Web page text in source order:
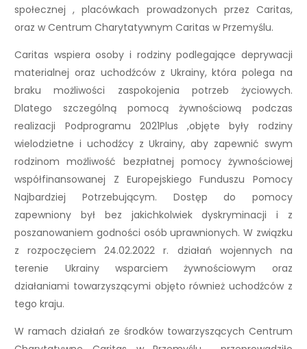
społecznej , placówkach prowadzonych przez Caritas,
oraz w Centrum Charytatywnym Caritas w Przemyślu.
Caritas wspiera osoby i rodziny podlegające deprywacji
materialnej oraz uchodźców z Ukrainy, która polega na
braku możliwości zaspokojenia potrzeb życiowych.
Dlatego szczególną pomocą żywnościową podczas
realizacji Podprogramu 2021Plus ,objęte były rodziny
wielodzietne i uchodźcy z Ukrainy, aby zapewnić swym
rodzinom możliwość bezpłatnej pomocy żywnościowej
współfinansowanej Z Europejskiego Funduszu Pomocy
Najbardziej Potrzebującym. Dostęp do pomocy
zapewniony był bez jakichkolwiek dyskryminacji i z
poszanowaniem godności osób uprawnionych. W związku
z rozpoczęciem 24.02.2022 r. działań wojennych na
terenie Ukrainy wsparciem żywnościowym oraz
działaniami towarzyszącymi objęto również uchodźców z
tego kraju.
W ramach działań ze środków towarzyszących Centrum